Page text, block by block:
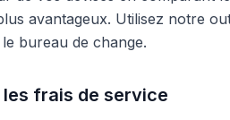
avantageux. Utilisez notre
bureau de change.
frais de service